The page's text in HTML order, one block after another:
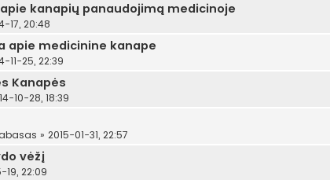
kanapių panaudojimą medicinoje
17, 20:48
apie medicinine kanape
11-25, 22:39
Kanapės
10-28, 18:39
» 2015-01-31, 22:57
vėžį
19, 22:09